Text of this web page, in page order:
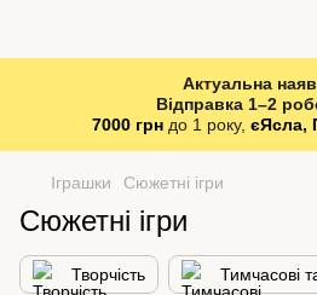
Актуальна
Відправка 1–2
7000 грндо 1 року, єЯсла,
Іграшки Сюжетні ігри
Сюжетні ігри
Творчість Тимчасові